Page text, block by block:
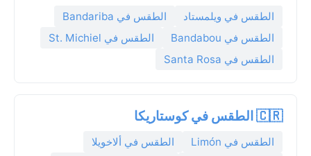
الطقس في ويلمستاد
الطقس في Bandariba
الطقس في Bandabou
الطقس في St. Michiel
الطقس في Santa Rosa
🇨🇷 الطقس في كوستاريكا
الطقس في Limón
الطقس في ألاخويلا